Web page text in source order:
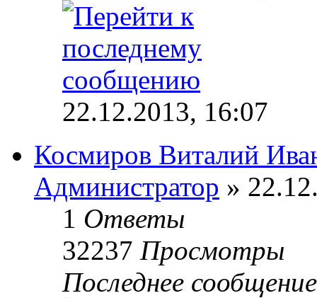
22.12.2013, 16:07
Космиров Виталий
Администратор »
1 Ответы
32237 Просмотры
Последнее